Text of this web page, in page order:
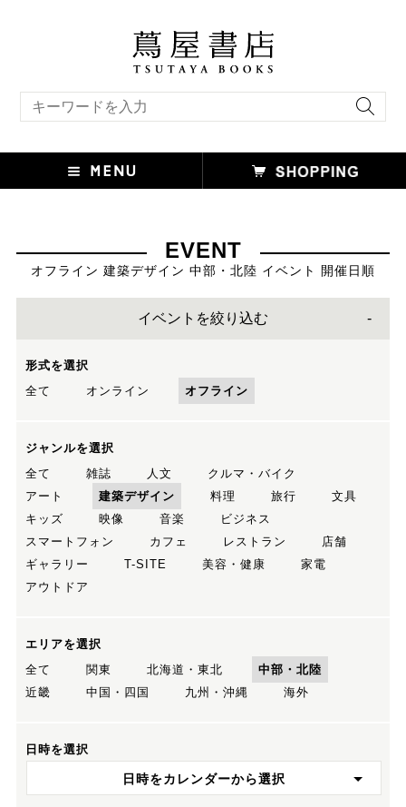
EVENT
オフライン 建築デザイン 中部・北陸 イベント 開催日順
イベントを絞り込む
形式を選択
全て
オンライン オフライン
ジャンルを選択
全て
雑誌 人文
クルマ・バイク
アート
建築デザイン 料理 旅行
文具
キッズ
映像 音楽
ビジネス
スマートフォン
カフェ レストラン
店舗
ギャラリー
T-SITE 美容・健康
家電
アウトドア
エリアを選択
全て
関東 北海道・東北
中部・北陸
近畿
中国・四国 九州・沖縄 海外
日時を選択
日時をカレンダーから選択